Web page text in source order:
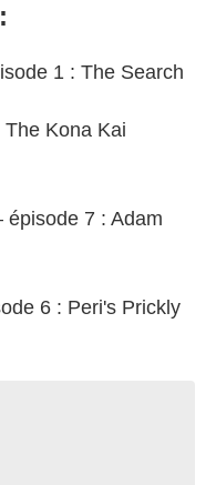
1 : The Search
Kona Kai
épisode 7 : Adam
6 : Peri's Prickly